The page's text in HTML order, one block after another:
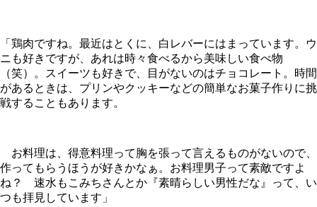
「鶏肉ですね。最近はとくに、白レバーにはまっています。ウ
ニも好きですが、あれは時々食べるから美味しい食べ物
（笑）。スイーツも好きで、目がないのはチョコレート。時間
があるときは、プリンやクッキーなどの簡単なお菓子作りに挑
戦することもあります。
お料理は、得意料理って胸を張って言えるものがないので、
作ってもらうほうが好きかなぁ。お料理男子って素敵ですよ
ね？ 速水もこみちさんとか『素晴らしい男性だな』って、い
つも拝見しています」